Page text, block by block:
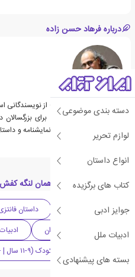
دسته بندی موضوعی
لوازم تحریر
انواع داستان
کتاب های برگزیده
جوایز ادبی
ادبیات ملل
بسته های پیشنهادی
درباره فرهاد حسن زاده
فرهاد حسن زاده (1341-
کودکان، نوجوانان تا رمان برای
شده است.
دسته بندی های کتاب همان لنگه
داستان ماجرایی داستان
ادبیات کودک و نوجوان
کودک (۹-۱۱ سال | +9)